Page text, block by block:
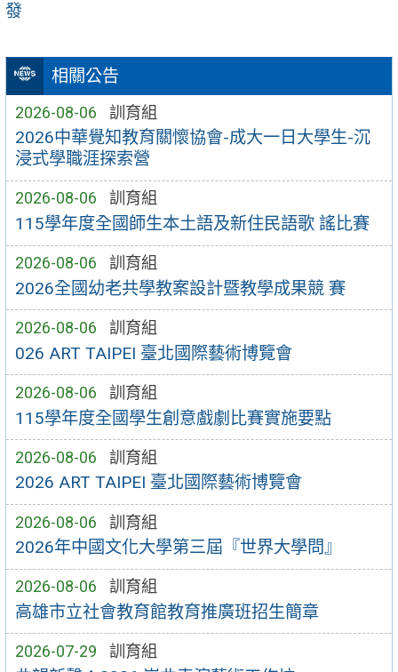
相關公告
2026-08-06 訓育組
2026中華覺知教育關懷協會-成大一日大學生-沉
浸式學職涯探索營
2026-08-06 訓育組
115學年度全國師生本土語及新住民語歌 謠比賽
2026-08-06 訓育組
2026全國幼老共學教案設計暨教學成果競 賽
2026-08-06 訓育組
026 ART TAIPEI 臺北國際藝術博覽會
2026-08-06 訓育組
115學年度全國學生創意戲劇比賽實施要點
2026-08-06 訓育組
2026 ART TAIPEI 臺北國際藝術博覽會
2026-08-06 訓育組
2026年中國文化大學第三屆『世界大學問』
2026-08-06 訓育組
高雄市立社會教育館教育推廣班招生簡章
2026-07-29 訓育組
發